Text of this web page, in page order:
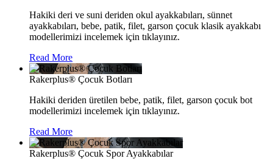
Hakiki deri ve suni deriden okul ayakkabıları, sünnet
ayakkabıları, bebe, patik, filet, garson çocuk klasik ayakkabı
modellerimizi incelemek için tıklayınız.
Read More
Rakerplus® Çocuk Botları
Hakiki deriden üretilen bebe, patik, filet, garson çocuk bot
modellerimizi incelemek için tıklayınız.
Read More
Rakerplus® Çocuk Spor Ayakkabılar